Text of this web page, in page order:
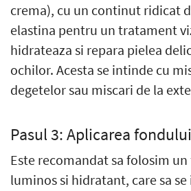
crema), cu un continut ridicat
elastina pentru un tratament
hidrateaza si repara pielea
ochilor. Acesta se intinde cu
degetelor sau miscari de la
Pasul 3: Aplicarea
Este recomandat sa folosim
luminos si hidratant, care sa